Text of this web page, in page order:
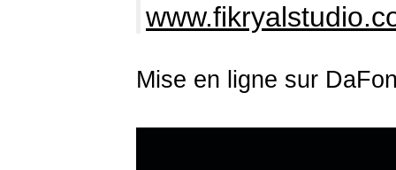
Mise en ligne sur